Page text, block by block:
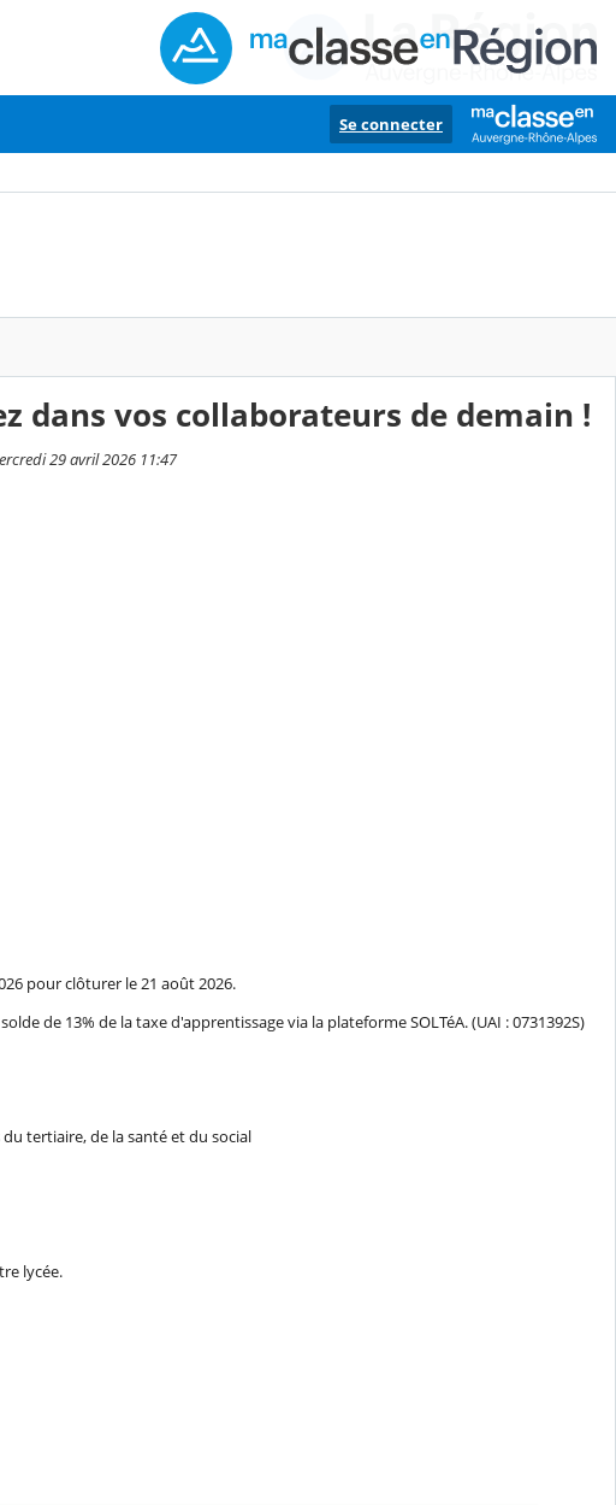
Se connecter
dans vos collaborateurs de demain !
29 avril 2026 11:47
pour clôturer le 21 août 2026.
de 13% de la taxe d'apprentissage via la plateforme SOLTéA. (UAI : 0731392S)
tertiaire, de la santé et du social
lycée.